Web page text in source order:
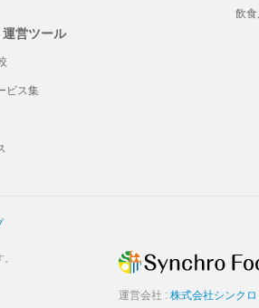
営ツール
ビス集
飲
運営会社 : 株式会社シンク